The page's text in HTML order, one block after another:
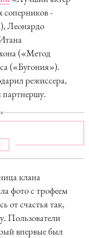
-
Леонардо
(«Метод
(«Бугония»).
режиссера,
партнершу.
клана
фото с трофеем
от счастья так,
Пользователи
впервые был